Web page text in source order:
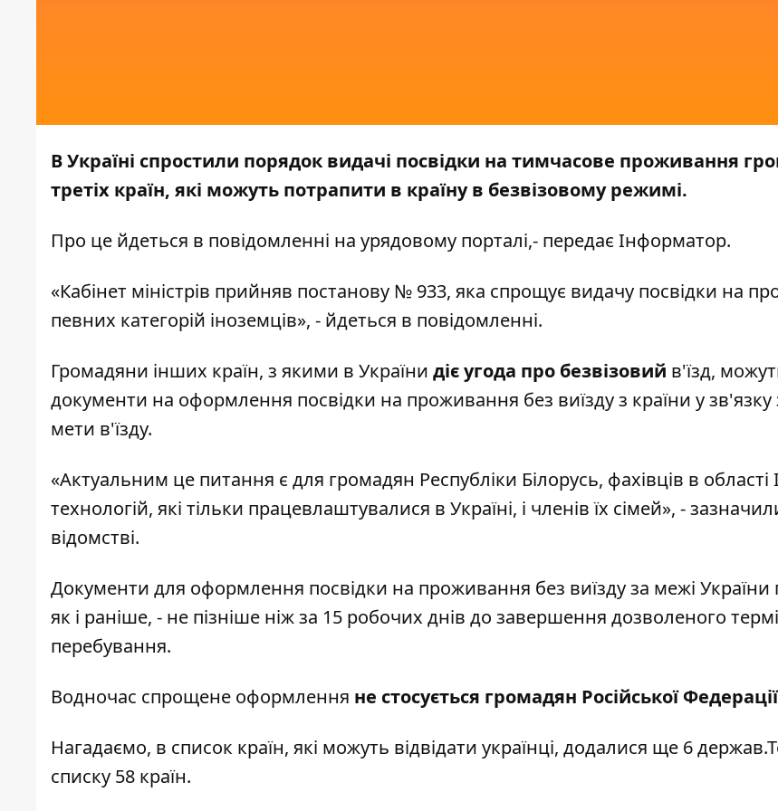
В Україні спростили порядок видачі посвідки на тимчасове проживання
третіх країн, які можуть потрапити в країну в безвізовому режимі.
Про це йдеться в повідомленні на урядовому порталі,- передає Інформатор.
«Кабінет міністрів прийняв постанову № 933, яка спрощує видачу посвідки на
певних категорій іноземців», - йдеться в повідомленні.
Громадяни інших країн, з якими в України діє угода про безвізовий в'їзд,
документи на оформлення посвідки на проживання без виїзду з країни у зв'язку
мети в'їзду.
«Актуальним це питання є для громадян Республіки Білорусь, фахівців в області
технологій, які тільки працевлаштувалися в Україні, і членів їх сімей», -
відомстві.
Документи для оформлення посвідки на проживання без виїзду за межі України
як і раніше, - не пізніше ніж за 15 робочих днів до завершення дозволеного
перебування.
Водночас спрощене оформлення не стосується громадян Російської
Нагадаємо, в список країн, які можуть відвідати українці, додалися ще 6
списку 58 країн.